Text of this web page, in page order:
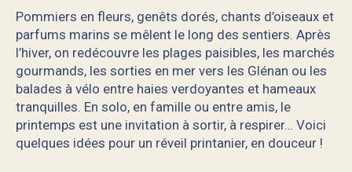
Pommiers en fleurs, genêts dorés, chants d’oiseaux et
parfums marins se mêlent le long des sentiers. Après
l’hiver, on redécouvre les plages paisibles, les marchés
gourmands, les sorties en mer vers les Glénan ou les
balades à vélo entre haies verdoyantes et hameaux
tranquilles. En solo, en famille ou entre amis, le
printemps est une invitation à sortir, à respirer… Voici
quelques idées pour un réveil printanier, en douceur !